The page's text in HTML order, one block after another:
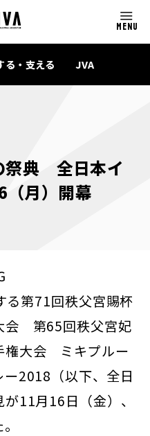
MENU
る・支える JVA
祭典 全日本イ
月）開幕
る第71回秩父宮賜杯
会 第65回秩父宮妃
権大会 ミキプルー
2018（以下、全日
11月16日（金）、